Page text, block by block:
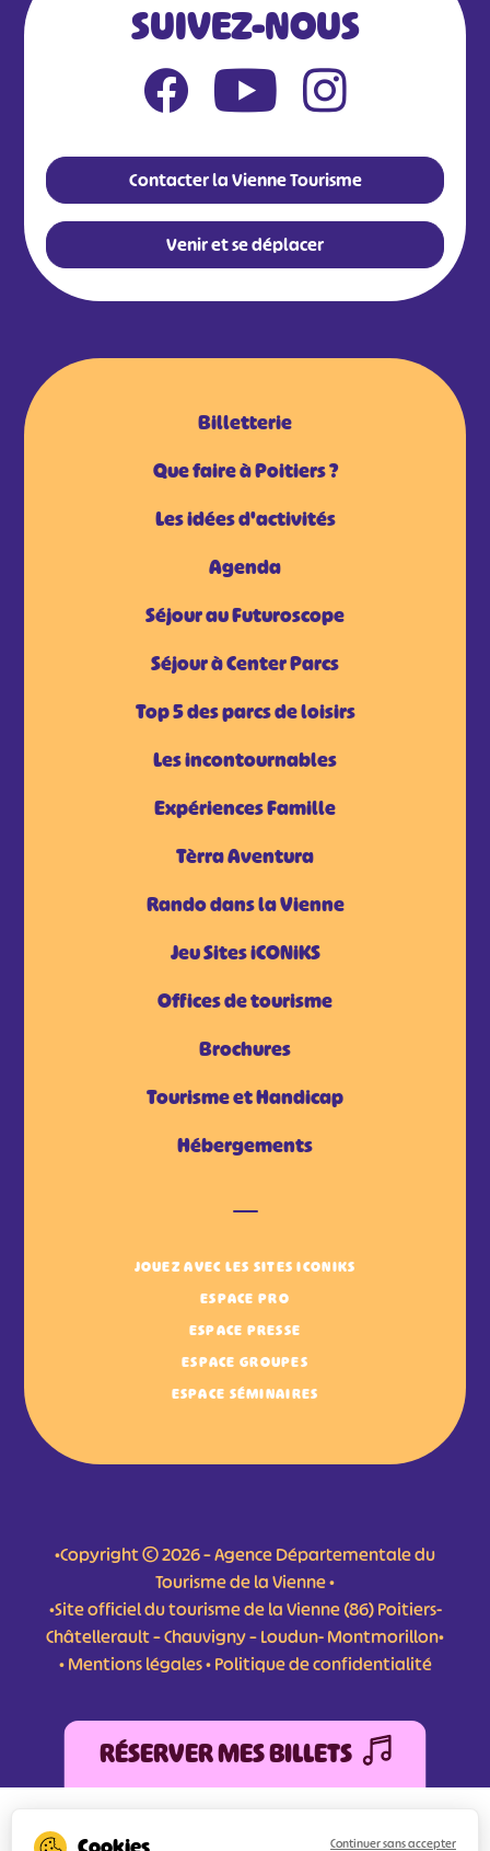
SUIVEZ-NOUS
Contacter la Vienne Tourisme
Venir et se déplacer
Billetterie
Que faire à Poitiers ?
Les idées d'activités
Agenda
Séjour au Futuroscope
Séjour à Center Parcs
Top 5 des parcs de loisirs
Les incontournables
Expériences Famille
Tèrra Aventura
Rando dans la Vienne
Jeu Sites iCONiKS
Offices de tourisme
Brochures
Tourisme et Handicap
Hébergements
JOUEZ AVEC LES SITES ICONIKS
ESPACE PRO
ESPACE PRESSE
ESPACE GROUPES
ESPACE SÉMINAIRES
•Copyright © 2026 – Agence Départementale du
Tourisme de la Vienne •
•Site officiel du tourisme de la Vienne (86) Poitiers-
Châtellerault – Chauvigny – Loudun- Montmorillon•
•Mentions légales•Politique de confidentialité
RÉSERVER MES BILLETS
l’Europe au titre du FEDER (Fonds Européen de développement Régional) pour
Continuer sans accepter